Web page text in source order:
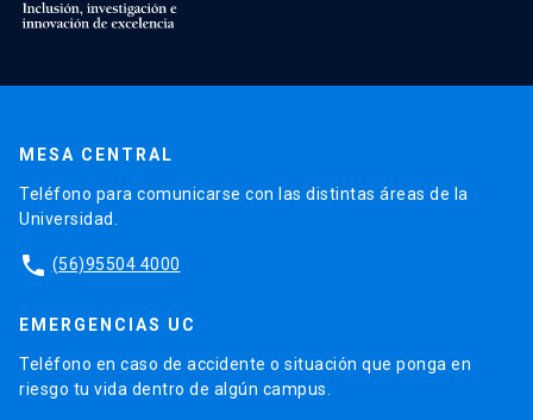
MESA CENTRAL
Teléfono para comunicarse con las distintas áreas de la
Universidad.
phone (56)95504 4000
EMERGENCIAS UC
Teléfono en caso de accidente o situación que ponga en
riesgo tu vida dentro de algún campus.